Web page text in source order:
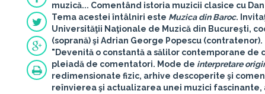
muzică... Comentând istoria muzicii clasice cu
Tema acestei întâlniri este Muzica din Baroc.
Universităţii Naţionale de Muzică din Bucureşti,
(soprană) şi Adrian George Popescu (contratenor).
"Devenită o constantă a sălilor contemporane
pleiadă de comentatori. Mode de interpretare
redimensionate fizic, arhive descoperite şi
reînvierea şi actualizarea unei muzici